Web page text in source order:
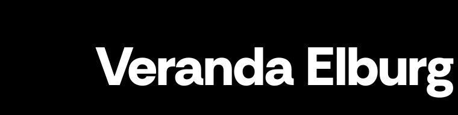
Veranda Elburg